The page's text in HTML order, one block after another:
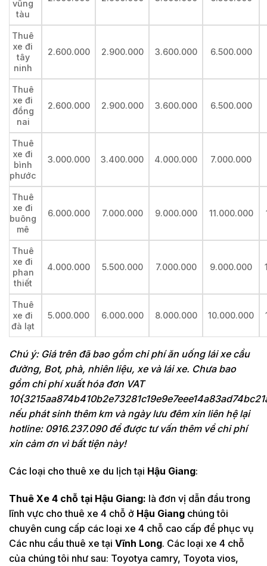
vũng
tàu
Thuê
xe đi
tây
ninh
2.600.000 2.900.000 3.600.000 6.500.000
Thuê
xe đi
đồng
nai
2.600.000 2.900.000 3.600.000 6.500.000
Thuê
xe đi
bình
phước
3.000.000 3.400.000 4.000.000 7.000.000
Thuê
xe đi
buông
mê
6.000.000 7.000.000 9.000.000 11.000.000
Thuê
xe đi
phan
thiết
4.000.000 5.500.000 7.000.000 9.000.000
Thuê
xe đi
đà lạt
5.000.000 6.000.000 8.000.000 10.000.000
Chú ý: Giá trên đã bao gồm chi phí ăn uống lái xe cầu
đường, Bot, phà, nhiên liệu, xe và lái xe. Chưa bao
gồm chi phí xuất hóa đơn VAT
nếu phát sinh thêm km và ngày lưu đêm xin liên hệ lại
hotline: 0916.237.090 để được tư vấn thêm về chi phí
xin cảm ơn vì bất tiện này!
Các loại cho thuê xe du lịch tại Hậu Giang:
Thuê Xe 4 chỗ tại Hậu Giang: là đơn vị dẫn đầu trong
lĩnh vực cho thuê xe 4 chỗ ở Hậu Giang chúng tôi
chuyên cung cấp các loại xe 4 chỗ cao cấp để phục vụ
Các nhu cầu thuê xe tại Vĩnh Long. Các loại xe 4 chỗ
của chúng tôi như sau: Toyotya camry, Toyota vios,